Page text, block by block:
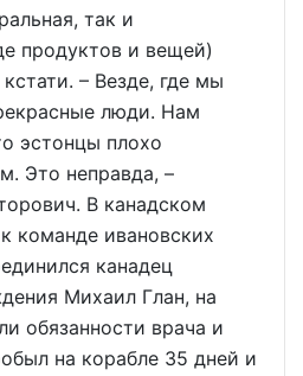
так и
продуктов и вещей)
– Везде, где мы
люди. Нам
эстонцы плохо
Это неправда, –
В канадском
команде ивановских
канадец
Михаил Глан, на
обязанности врача и
на корабле 35 дней и